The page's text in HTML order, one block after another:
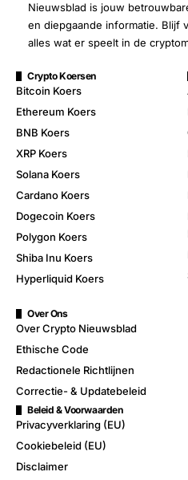
Nieuwsblad is jouw
en diepgaande informatie. Blijf
alles wat er speelt in de
Crypto Koersen
Bitcoin Koers
Ethereum Koers
BNB Koers
XRP Koers
Solana Koers
Cardano Koers
Dogecoin Koers
Polygon Koers
Shiba Inu Koers
Hyperliquid Koers
Over Ons
Over Crypto Nieuwsblad
Ethische Code
Redactionele Richtlijnen
Correctie- & Updatebeleid
Beleid & Voorwaarden
Privacyverklaring (EU)
Cookiebeleid (EU)
Disclaimer